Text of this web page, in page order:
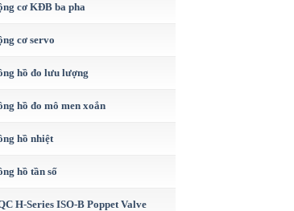
cơ KĐB ba pha
cơ servo
hồ đo lưu lượng
hồ đo mô men xoắn
hồ nhiệt
hồ tần số
H-Series ISO-B Poppet Valve